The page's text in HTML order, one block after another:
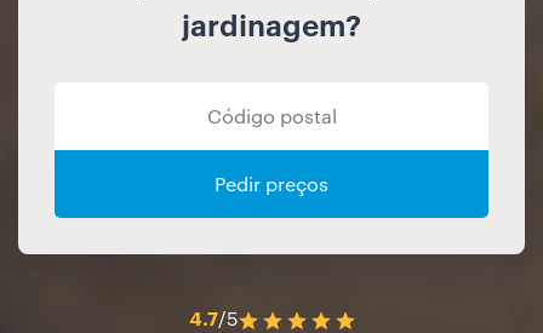
jardinagem?
Pedir preços
4.7/5